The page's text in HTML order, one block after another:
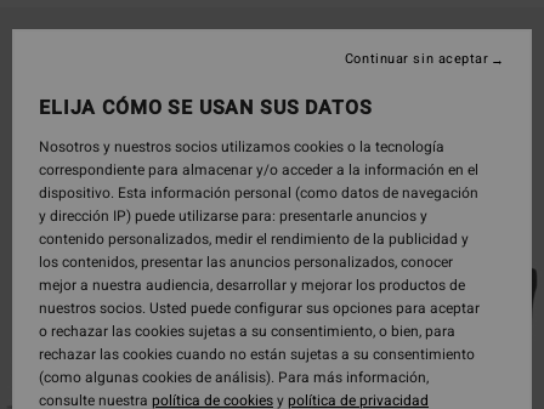
ELIJA CÓMO SE USAN SUS DATOS
Nosotros y nuestros socios utilizamos cookies o la tecnología
correspondiente para almacenar y/o acceder a la información en el
dispositivo. Esta información personal (como datos de navegación
y dirección IP) puede utilizarse para: presentarle anuncios y
contenido personalizados, medir el rendimiento de la publicidad y
los contenidos, presentar las anuncios personalizados, conocer
mejor a nuestra audiencia, desarrollar y mejorar los productos de
nuestros socios. Usted puede configurar sus opciones para aceptar
o rechazar las cookies sujetas a su consentimiento, o bien, para
rechazar las cookies cuando no están sujetas a su consentimiento
(como algunas cookies de análisis). Para más información,
consulte nuestra política de cookiesypolítica de privacidad
Continuar sin aceptar